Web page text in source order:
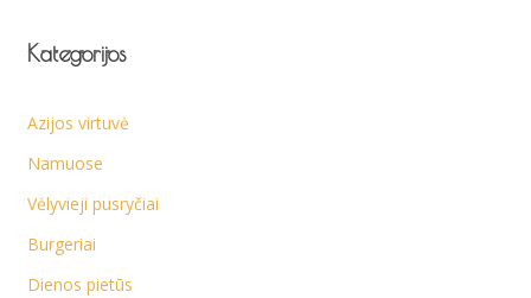
Kategorijos
Azijos virtuvė
Namuose
Vėlyvieji pusryčiai
Burgeriai
Dienos pietūs